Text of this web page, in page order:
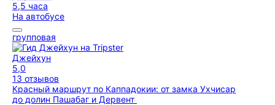
5,5 часа
На автобусе
групповая
Джейхун
5,0
13 отзывов
Красный маршрут по Каппадокии: от замка Ухчисар
до долин Пашабаг и Дервент